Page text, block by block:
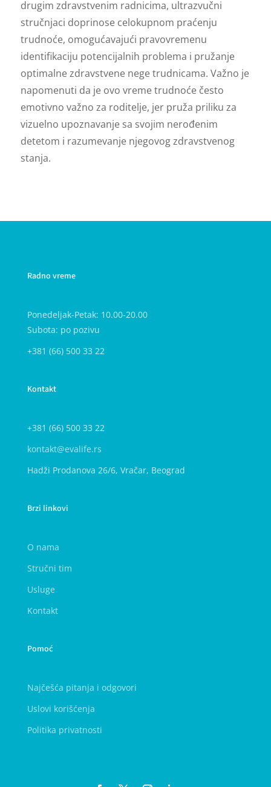
drugim zdravstvenim radnicima, ultrazvučni
stručnjaci doprinose celokupnom praćenju
trudnoće, omogućavajući pravovremenu
identifikaciju potencijalnih problema i pružanje
optimalne zdravstvene nege trudnicama. Važno je
napomenuti da je ovo vreme trudnoće često
emotivno važno za roditelje, jer pruža priliku za
vizuelno upoznavanje sa svojim nerođenim
detetom i razumevanje njegovog zdravstvenog
stanja.
Radno vreme
Ponedeljak-Petak: 10.00-20.00
Subota: po pozivu
+381 (66) 500 33 22
Kontakt
+381 (66) 500 33 22
kontakt@evalife.rs
Hadži Prodanova 26/6, Vračar, Beograd
Brzi linkovi
O nama
Stručni tim
Usluge
Kontakt
Pomoć
Najčešća pitanja i odgovori
Uslovi korišćenja
Politika privatnosti